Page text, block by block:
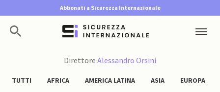
Abbonati a Sicurezza Internazionale
Direttore Alessandro Orsini
TUTTI AFRICA AMERICA LATINA ASIA EUROPA